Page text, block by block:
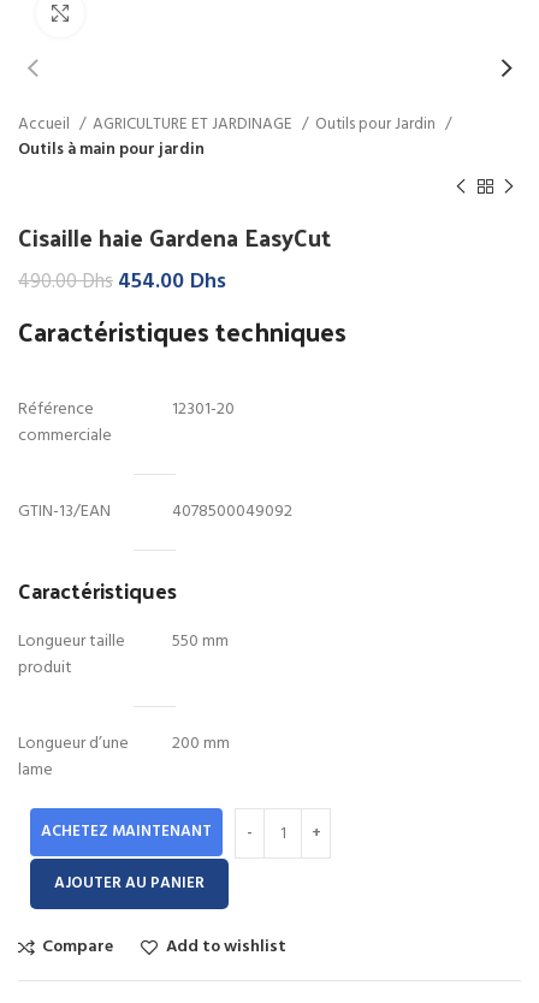
Accueil AGRICULTURE ET JARDINAGE
Outils pour Jardin
Outils à main pour jardin
Cisaille haie Gardena EasyCut
490.00DhsLe
initial
était :
454.00 DhsLe
actuel
Caractéristiques techniques
Référence
commerciale
12301-20
GTIN-13/EAN 4078500049092
Caractéristiques
Longueur taille
produit
550 mm
Longueur d’une
lame
200 mm
ACHETEZ MAINTENANT
AJOUTER AU PANIER
Compare Add to wishlist